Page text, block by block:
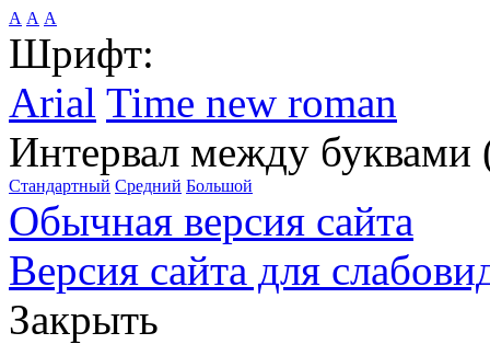
А А А
Шрифт:
Arial Time new roman
Интервал между буквами
Стандартный Средний Большой
Обычная версия сайта
Версия сайта для
Закрыть